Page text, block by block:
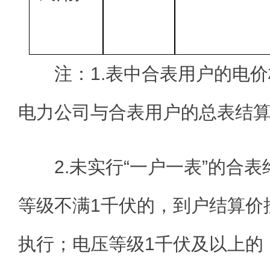
注：1.表中合表用户的电
电力公司与合表用户的总表结
2.未实行“一户一表”的合
等级不满1千伏的，到户结算
执行；电压等级1千伏及以上